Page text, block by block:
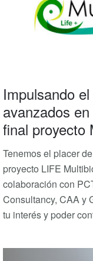
Impulsando
avanzados
final proyecto
Tenemos el placer
proyecto LIFE
colaboración con
Consultancy, CAA y
tu interés y poder